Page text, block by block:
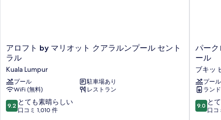
示
す
る
の
す
べ
て
の
写
ア
ロ
フ
ト
by
マ
リ
オ
アロフト by マリオット クアラルンプール セント
ラル
Kuala Lumpur
プール
駐車場あり
WiFi (無料)
レストラン
10
段
9.2 とても素晴らしい
口コミ 1,010 件
パ
ー
ク
ロ
イ
ヤ
ル
サ
パーク
ール
ブキッ
プール
ラン
10
段
9.0 と
口コ